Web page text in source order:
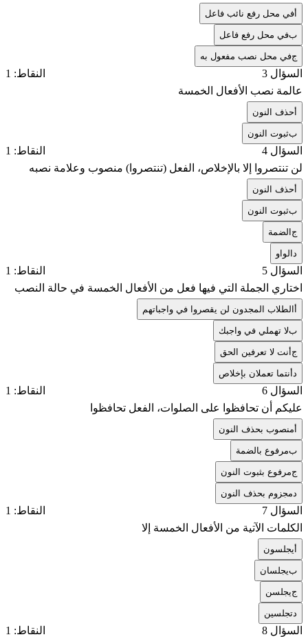
في محل رفع نائب فاعل
بفي محل رفع فاعل
جفي محل نصب مفعول به
السؤال 3
النقاط: 1
عالمة نصب الأفعال الخمسة
حذف النون
بثبوت النون
السؤال 4
النقاط: 1
لن تنتصروا إلا بالإخلاص، الفعل (تنتصروا) منصوب وعلامة نصبه
حذف النون
بثبوت النون
جالضمة
الواو
السؤال 5
النقاط: 1
اختاري الجملة التي فيها فعل من الأفعال الخمسة في حالة النصب
الطلاب المجدون لن يقصروا في واجباتهم
بلا تهملي في واجبك
جأنت لا تعرفين الحق
أنتما تعملان بإخلاص
السؤال 6
النقاط: 1
عليكم أن تحافظوا على الصلوات، الفعل تحافظوا
منصوب بحذف النون
بمرفوع بالضمة
جمرفوع بثبوت النون
مجزوم بحذف النون
السؤال 7
النقاط: 1
الكلمات الآتية من الأفعال الخمسة إلا
يجلسون
بيجلسان
جيجلسن
تجلسين
السؤال 8
النقاط: 1